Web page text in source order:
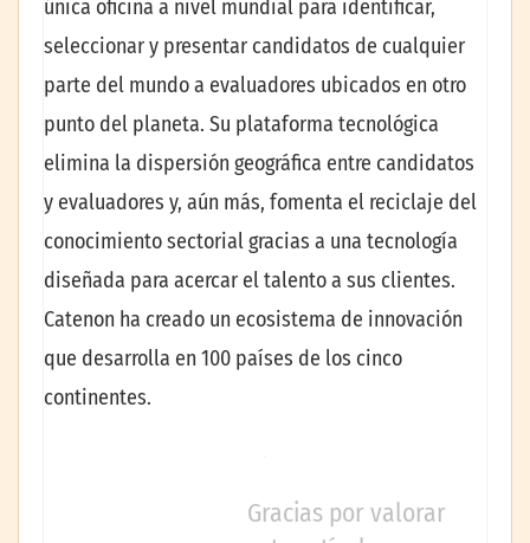
única oficina a nivel mundial para identificar,
seleccionar y presentar candidatos de cualquier
parte del mundo a evaluadores ubicados en otro
punto del planeta. Su plataforma tecnológica
elimina la dispersión geográfica entre candidatos
y evaluadores y, aún más, fomenta el reciclaje del
conocimiento sectorial gracias a una tecnología
diseñada para acercar el talento a sus clientes.
Catenon ha creado un ecosistema de innovación
que desarrolla en 100 países de los cinco
continentes.
Gracias por valorar